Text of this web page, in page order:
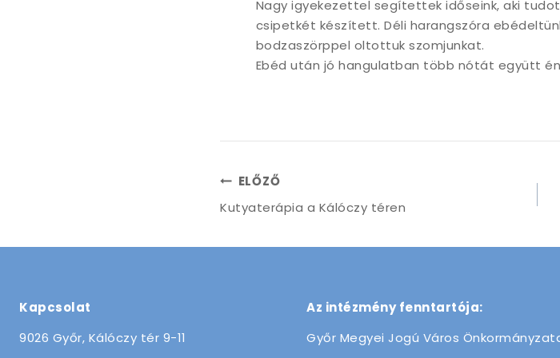
Nagy igyekezettel segítettek időseink, aki
csipetkét készített. Déli harangszóra
bodzaszörppel oltottuk szomjunkat.
Ebéd után jó hangulatban több nótát együtt
Bejegyzés
navigáció
ELŐZŐ
Kutyaterápia a Kálóczy téren
Kapcsolat
9026 Győr, Kálóczy tér 9-11
Az intézmény fenntartója:
Győr Megyei Jogú Város